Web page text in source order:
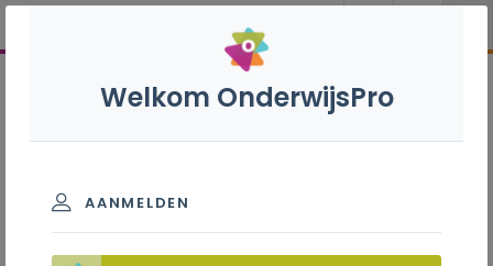
Welkom OnderwijsPro
AANMELDEN